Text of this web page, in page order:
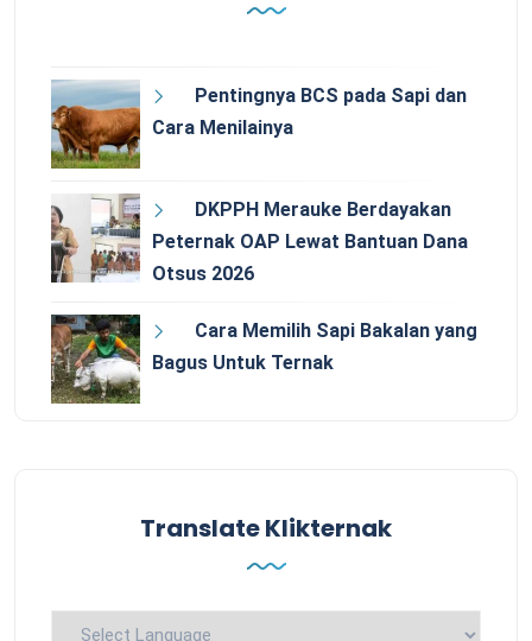
Pentingnya BCS pada Sapi dan
Cara Menilainya
DKPPH Merauke Berdayakan
Peternak OAP Lewat Bantuan Dana
Otsus 2026
Cara Memilih Sapi Bakalan yang
Bagus Untuk Ternak
Translate Klikternak